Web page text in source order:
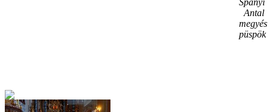
Antal
megyés
püspök